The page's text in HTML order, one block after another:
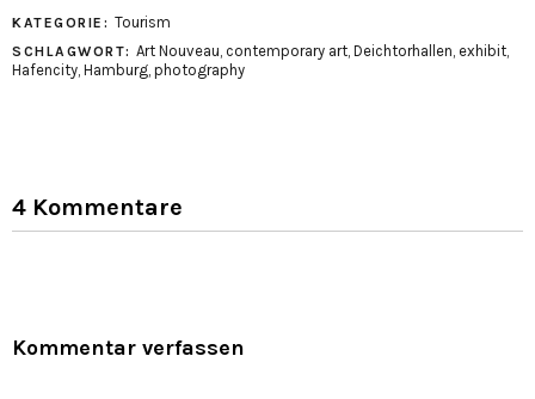
KATEGORIE: Tourism
SCHLAGWORT: Art Nouveau contemporary art Deichtorhallen exhibit
Hafencity Hamburg photography
4 Kommentare
Kommentar verfassen